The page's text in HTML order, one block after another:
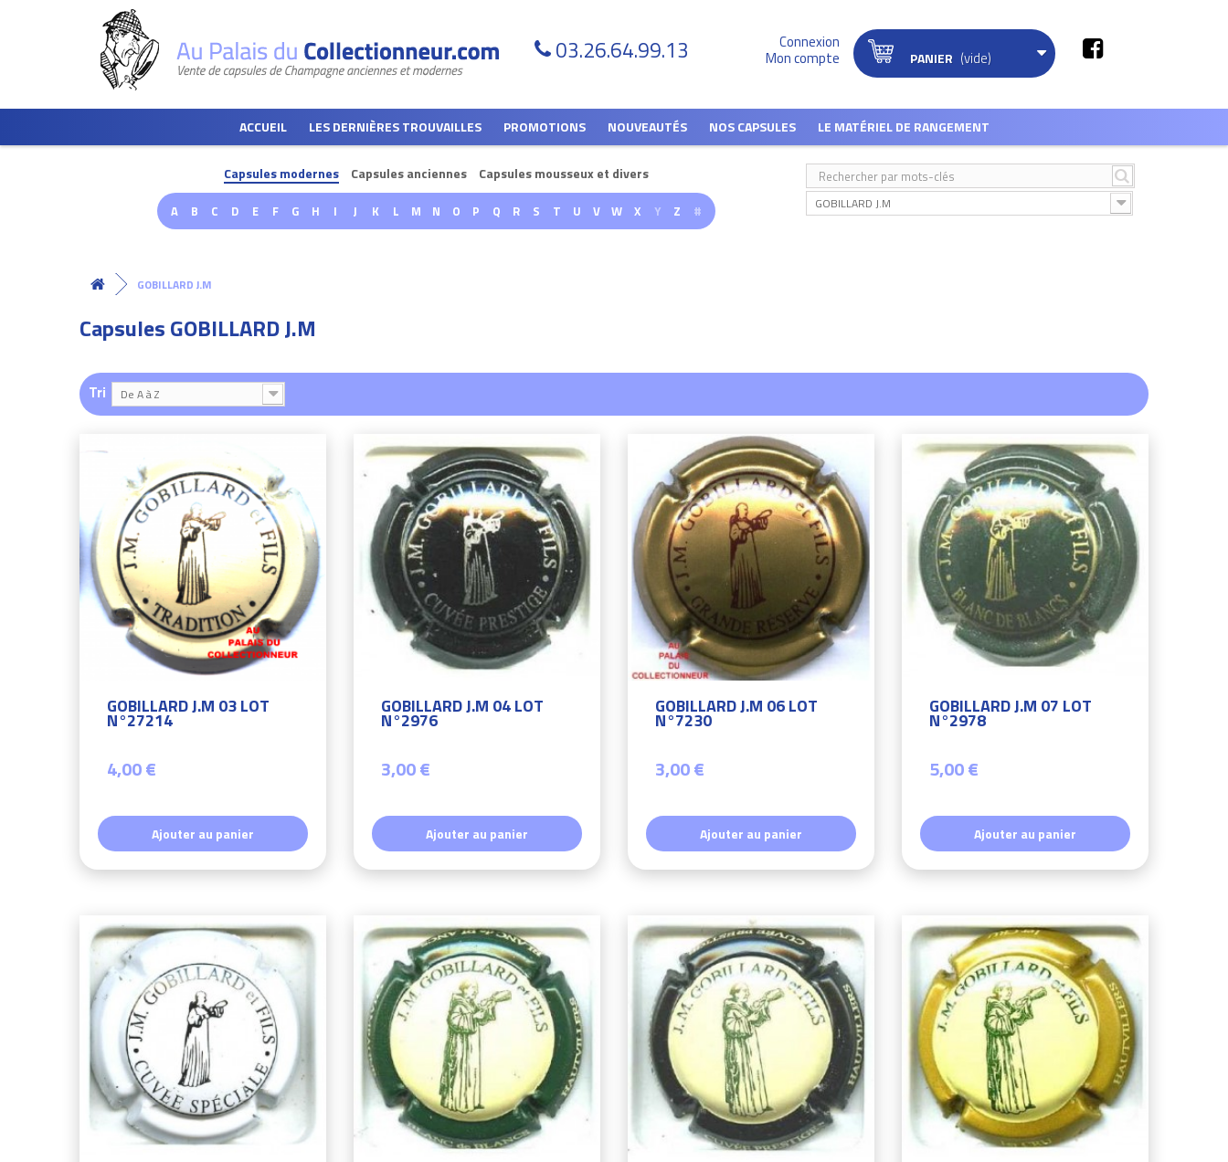
03.26.64.99.13 Connexion
Mon compte PANIER (vide)
ACCUEIL LES DERNIÈRES TROUVAILLES PROMOTIONS NOUVEAUTÉS NOS CAPSULES LE MATÉRIEL DE RANGEMENT
Capsules modernes Capsules anciennes Capsules mousseux et divers
A B C D E F G H I J K L M N O P Q R S T U V W X Y Z # GOBILLARD J.M
GOBILLARD J.M
Capsules GOBILLARD J.M
Tri De A à Z
GOBILLARD J.M 03 LOT
N°27214
4,00 €
Ajouter au panier
GOBILLARD J.M 04 LOT
N°2976
3,00 €
Ajouter au panier
GOBILLARD J.M 06 LOT
N°7230
3,00 €
Ajouter au panier
GOBILLARD J.M 07 LOT
N°2978
5,00 €
Ajouter au panier